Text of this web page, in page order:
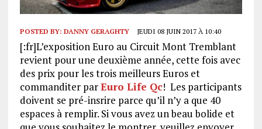
POSTED BY: DANNY GERAGHTY JEUDI 08 JUIN 2017 À 10:40
[:fr]L’exposition Euro au Circuit Mont Tremblant
revient pour une deuxième année, cette fois avec
des prix pour les trois meilleurs Euros et
commanditer parEuro Life Qc! Les participants
doivent se pré-insrire parce qu’il n’y a que 40
espaces à remplir. Si vous avez un beau bolide et